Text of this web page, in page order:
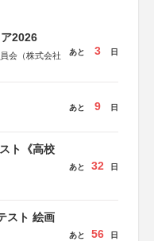
2026
会（株式会社
あと 3 日
あと 9 日
ト《高校
あと 32 日
スト 絵画
あと 56 日